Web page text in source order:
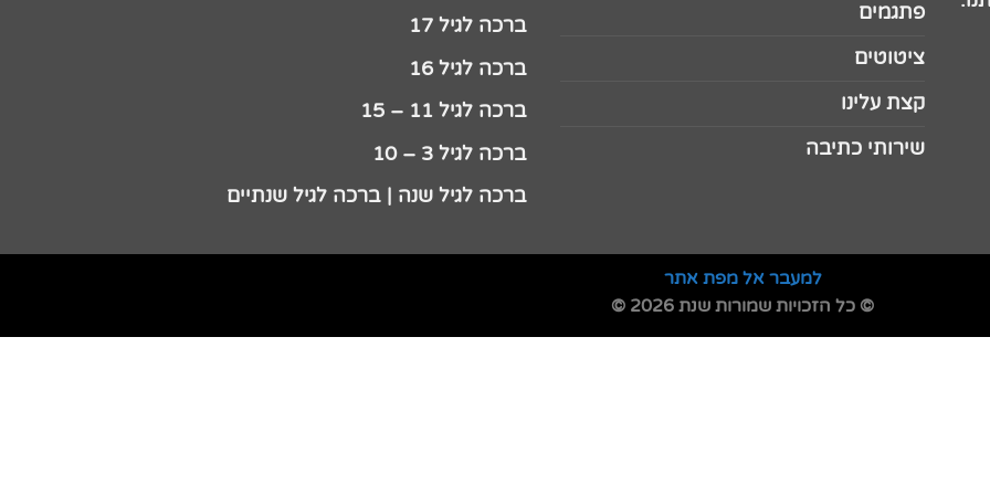
פתגמים
ציטוטים
קצת עלינו
שירותי כתיבה
ברכה לגיל 17
ברכה לגיל 16
ברכה לגיל 11 – 15
ברכה לגיל 3 – 10
ברכה לגיל שנה | ברכה לגיל שנתיים
למעבר אל מפת אתר
© כל הזכויות שמורות שנת 2026 ©